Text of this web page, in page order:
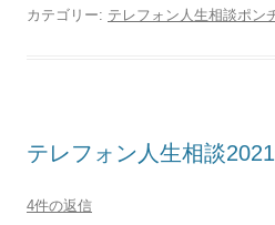
カテゴリー: テレフォン人生相談ポン
テレフォン人生相談
4件の返信